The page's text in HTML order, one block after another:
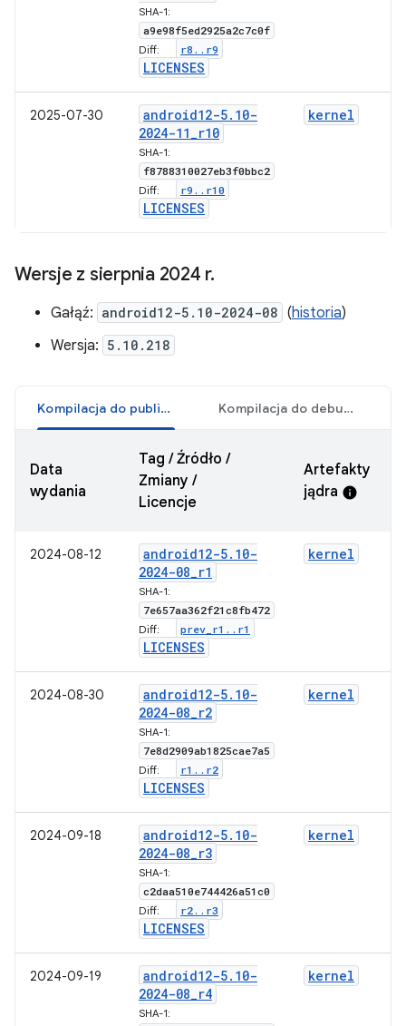
SHA-1:
a9e98f5ed2925a2c7c0f
Diff: r8 . . r9
LICENSES
2025-07-30 android12-5. 10-
2024-11_r10
SHA-1:
f8788310027eb3f0bbc2
Diff: r9 . . r10
LICENSES
kernel
Wersje z sierpnia 2024 r.
Gałąź: android12-5.10-2024-08 (historia)
Wersja: 5.10.218
Kompilacja do publikacji Kompilacja do debugowania
Data
wydania
Tag / Źródło /
Zmiany /
Licencje
Artefakty
jądra info
2024-08-12 android12-5. 10-
2024-08_r1
SHA-1:
7e657aa362f21c8fb472
Diff: prev r1 . . r1
LICENSES
kernel
2024-08-30 android12-5. 10-
2024-08_r2
SHA-1:
7e8d2909ab1825cae7a5
Diff: r1 . . r2
LICENSES
kernel
2024-09-18 android12-5. 10-
2024-08_r3
SHA-1:
c2daa510e744426a51c0
Diff: r2. . r3
LICENSES
kernel
2024-09-19 android12-5. 10-
2024-08_r4
SHA-1:
kernel